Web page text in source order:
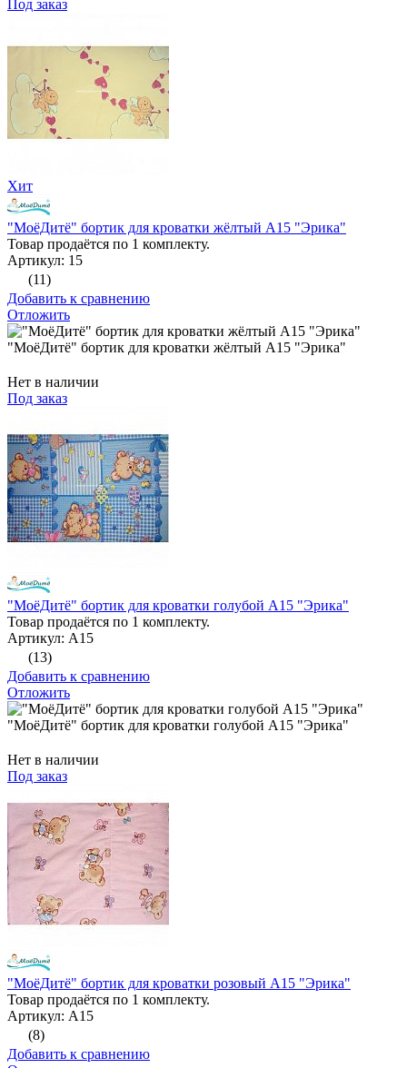
Под заказ
Хит
"МоёДитё" бортик для кроватки жёлтый А15 "Эрика"
Товар продаётся по 1 комплекту.
Артикул: 15
(11)
Добавить к сравнению
Отложить
"МоёДитё" бортик для кроватки жёлтый А15 "Эрика"
Нет в наличии
Под заказ
"МоёДитё" бортик для кроватки голубой А15 "Эрика"
Товар продаётся по 1 комплекту.
Артикул: А15
(13)
Добавить к сравнению
Отложить
"МоёДитё" бортик для кроватки голубой А15 "Эрика"
Нет в наличии
Под заказ
"МоёДитё" бортик для кроватки розовый А15 "Эрика"
Товар продаётся по 1 комплекту.
Артикул: А15
(8)
Добавить к сравнению